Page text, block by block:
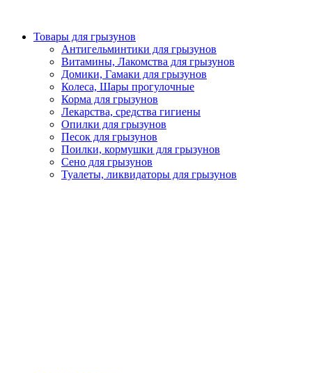
Товары для грызунов
Антигельминтики для грызунов
Витамины, Лакомства для грызунов
Домики, Гамаки для грызунов
Колеса, Шары прогулочные
Корма для грызунов
Лекарства, средства гигиены
Опилки для грызунов
Песок для грызунов
Поилки, кормушки для грызунов
Сено для грызунов
Туалеты, ликвидаторы для грызунов